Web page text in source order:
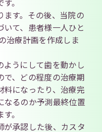
。
す。その後、当院の
て、患者様一人ひと
治療計画を作成しま
ようにして歯を動かし
で、どの程度の治療期
料になったり、治療完
なるのか予測最終位置
。
が承認した後、カスタ